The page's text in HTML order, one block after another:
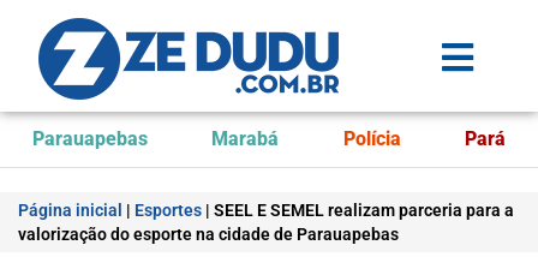
Parauapebas Marabá Polícia Pará
Página inicial | Esportes | SEEL E SEMEL realizam parceria para a
valorização do esporte na cidade de Parauapebas